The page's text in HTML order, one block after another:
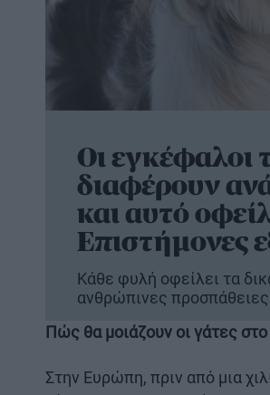
Οι
διαφέρουν
και αυτό
Επιστήμονες
Κάθε φυλή οφείλει τα
ανθρώπινες
Πώς θα μοιάζουν οι γάτες
Στην Ευρώπη, πριν από μια